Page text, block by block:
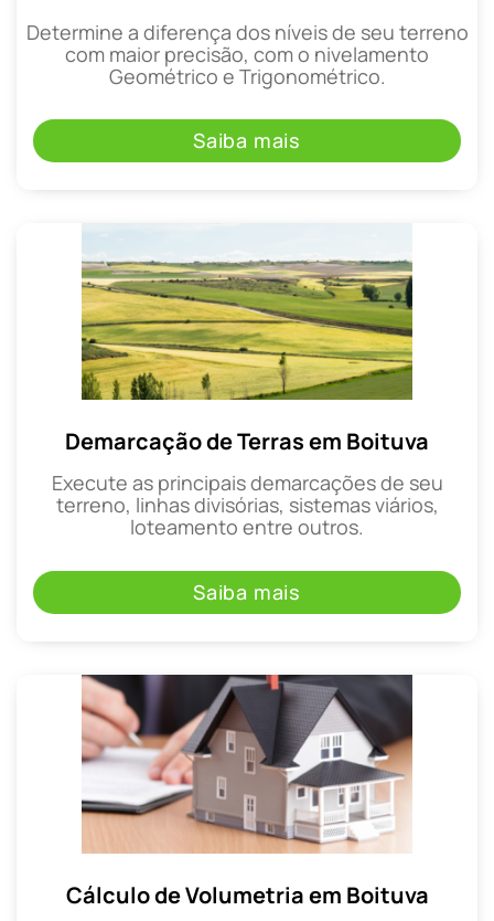
Determine a diferença dos níveis de seu terreno
com maior precisão, com o nivelamento
Geométrico e Trigonométrico.
Saiba mais
Demarcação de Terras em Boituva
Execute as principais demarcações de seu
terreno, linhas divisórias, sistemas viários,
loteamento entre outros.
Saiba mais
Cálculo de Volumetria em Boituva